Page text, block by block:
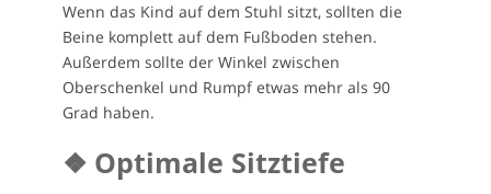
Wenn das Kind auf dem Stuhl sitzt, sollten die
Beine komplett auf dem Fußboden stehen.
Außerdem sollte der Winkel zwischen
Oberschenkel und Rumpf etwas mehr als 90
Grad haben.
❖ Optimale Sitztiefe